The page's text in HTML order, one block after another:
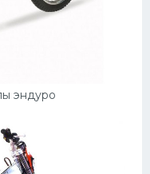
эндуро